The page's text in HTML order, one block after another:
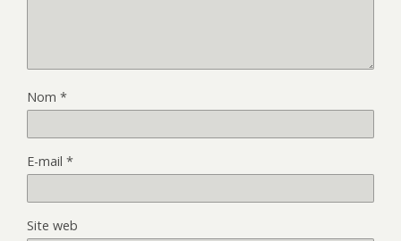
Nom *
E-mail *
Site web